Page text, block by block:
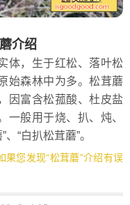
介绍
，生于红松、落叶松
始森林中为多。松茸蘑
因富含松菰酸、杜皮盐
一般用于烧、扒、炖、
“白扒松茸蘑”。
您发现“松茸蘑”介绍有误